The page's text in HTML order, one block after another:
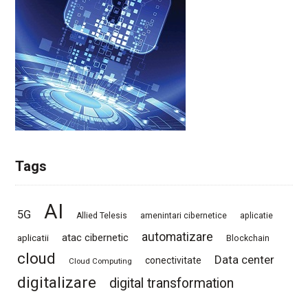
Tags
5G AI Allied Telesis amenintari cibernetice aplicatie
aplicatii atac cibernetic automatizare Blockchain
cloud Cloud Computing conectivitate Data center
digitalizare digital transformation